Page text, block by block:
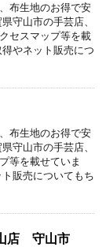
布生地のお得で安
守山市の手芸店、
セスマップ等を載
やネット販売につ
布生地のお得で安
守山市の手芸店、
等を載せていま
販売についてもち
店 守山市